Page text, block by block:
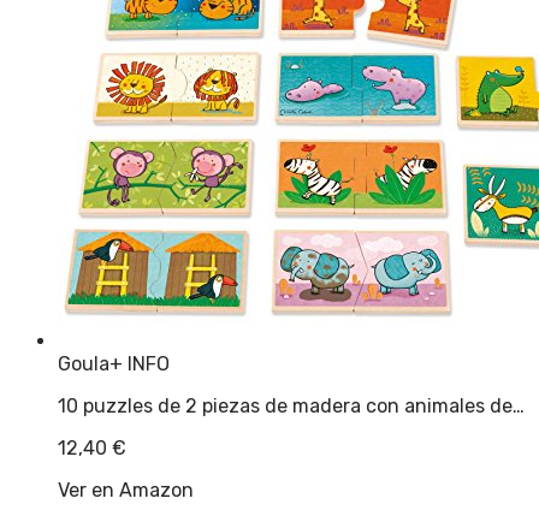
Goula+ INFO
10 puzzles de 2 piezas de madera con animales de…
12,40 €
Ver en Amazon